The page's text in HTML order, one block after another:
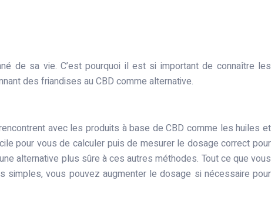
de sa vie. C’est pourquoi il est si important de connaître les
des friandises au CBD comme alternative.
avec les produits à base de CBD comme les huiles et
pour vous de calculer puis de mesurer le dosage correct pour
alternative plus sûre à ces autres méthodes. Tout ce que vous
simples, vous pouvez augmenter le dosage si nécessaire pour